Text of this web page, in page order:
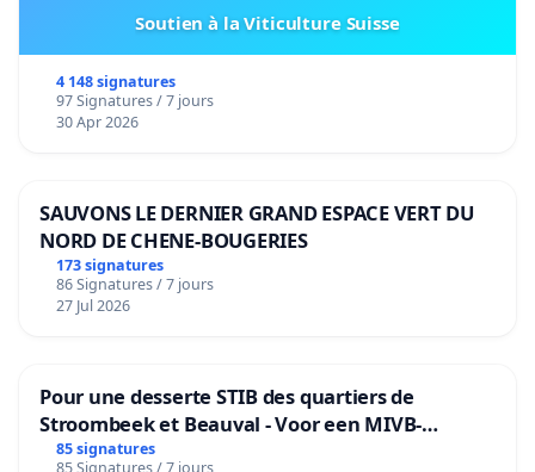
Soutien à la Viticulture Suisse
4 148 signatures
97 Signatures / 7 jours
30 Apr 2026
SAUVONS LE DERNIER GRAND ESPACE VERT DU
NORD DE CHENE-BOUGERIES
173 signatures
86 Signatures / 7 jours
27 Jul 2026
Pour une desserte STIB des quartiers de
Stroombeek et Beauval - Voor een MIVB-
bediening van de wijken Strombeek en Het
85 signatures